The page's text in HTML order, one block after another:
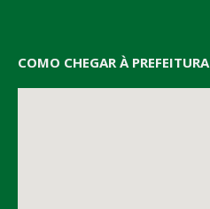
COMO CHEGAR À PREFEITURA